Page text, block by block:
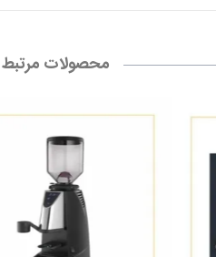
محصولات مرتبط